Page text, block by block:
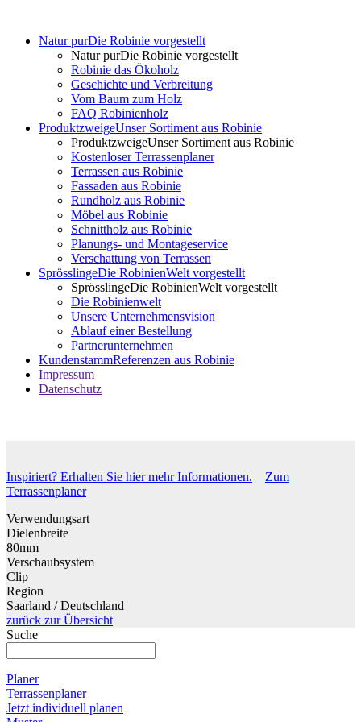
Natur purDie Robinie vorgestellt
Natur purDie Robinie vorgestellt
Robinie das Ökoholz
Geschichte und Verbreitung
Vom Baum zum Holz
FAQ Robinienholz
ProduktzweigeUnser Sortiment aus Robinie
ProduktzweigeUnser Sortiment aus Robinie
Kostenloser Terrassenplaner
Terrassen aus Robinie
Fassaden aus Robinie
Rundholz aus Robinie
Möbel aus Robinie
Schnittholz aus Robinie
Planungs- und Montageservice
Verschattung von Terrassen
SprösslingeDie RobinienWelt vorgestellt
SprösslingeDie RobinienWelt vorgestellt
Die Robinienwelt
Unsere Unternehmensvision
Ablauf einer Bestellung
Partnerunternehmen
KundenstammReferenzen aus Robinie
Impressum
Datenschutz
Inspiriert? Erhalten Sie hier mehr Informationen.
Zum
Terrassenplaner
Verwendungsart
Dielenbreite
80mm
Verschaubsystem
Clip
Region
Saarland / Deutschland
zurück zur Übersicht
Suche
Planer
Terrassenplaner
Jetzt individuell planen